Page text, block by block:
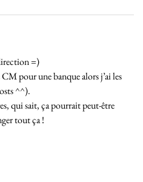
=)
pour une banque alors j’ai les
^^).
qui sait, ça pourrait peut-être
tout ça !